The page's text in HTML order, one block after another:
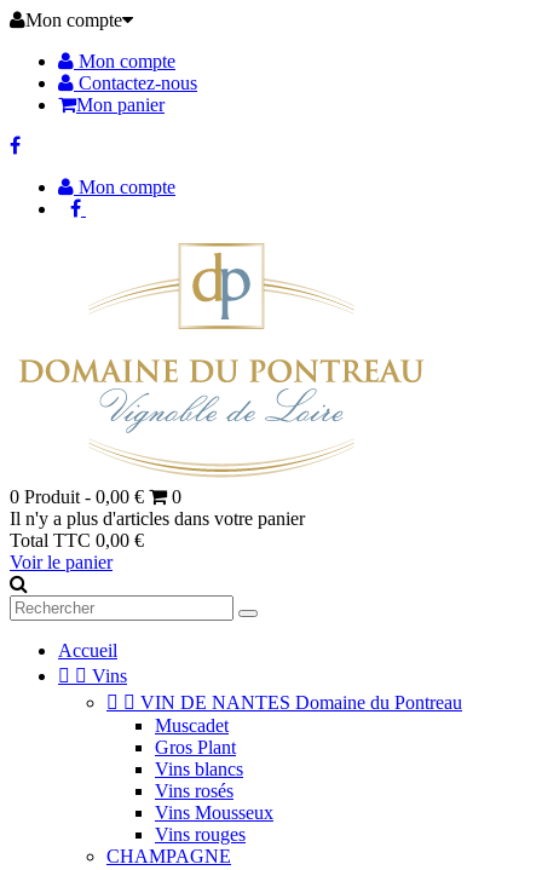
Mon compte
Mon compte
Contactez-nous
Mon panier
Mon compte
0 Produit - 0,00 €
0
Il n'y a plus d'articles dans votre panier
Total TTC 0,00 €
Voir le panier
Accueil
  Vins
  VIN DE NANTES Domaine du Pontreau
Muscadet
Gros Plant
Vins blancs
Vins rosés
Vins Mousseux
Vins rouges
CHAMPAGNE